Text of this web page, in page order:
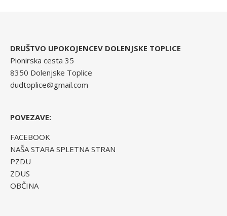
DRUŠTVO UPOKOJENCEV DOLENJSKE TOPLICE
Pionirska cesta 35
8350 Dolenjske Toplice
dudtoplice@gmail.com
POVEZAVE:
FACEBOOK
NAŠA STARA SPLETNA STRAN
PZDU
ZDUS
OBČINA